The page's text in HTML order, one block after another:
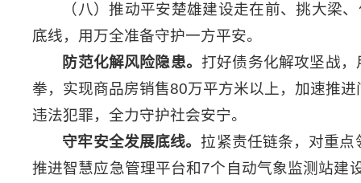
（八）推动平安楚雄建设走在前、挑大梁
底线，用万全准备守护一方平安。
防范化解风险隐患。打好债务化解攻坚战，
拳，实现商品房销售80万平方米以上，加速推
违法犯罪，全力守护社会安宁。
守牢安全发展底线。 拉紧责任链条，对重点
推进智慧应急管理平台和7个自动气象监测站建